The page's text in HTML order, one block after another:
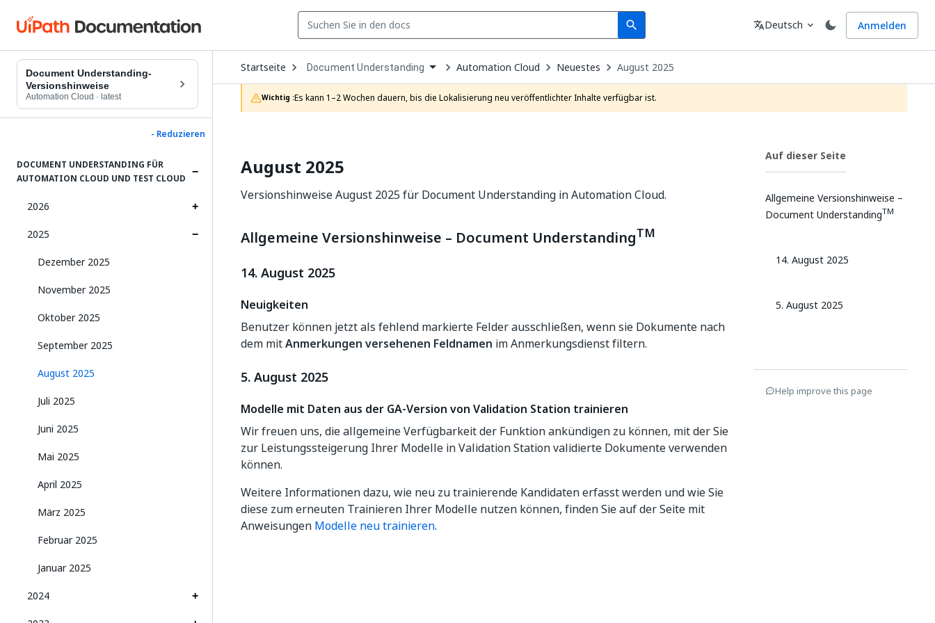
search
Search Sprache
translateDeutsch expand_more Anmelden
Document Understanding-
Versionshinweise
Automation Cloud · latest
- Reduzieren
DOCUMENT UNDERSTANDING FÜR
AUTOMATION CLOUD UND TEST CLOUD
2026
2025
Dezember 2025
November 2025
Oktober 2025
September 2025
August 2025
Juli 2025
Juni 2025
Mai 2025
April 2025
März 2025
Februar 2025
Januar 2025
2024
Startseite Open
Dropdown
to
choose
product
Document Understanding Automation Cloud Neuestes August 2025
Wichtig :Es kann 1–2 Wochen dauern, bis die Lokalisierung neu veröffentlichter Inhalte verfügbar ist.
August 2025
Versionshinweise August 2025 für Document Understanding in Automation Cloud.
Allgemeine Versionshinweise – Document UnderstandingTM
14. August 2025
Neuigkeiten
Benutzer können jetzt als fehlend markierte Felder ausschließen, wenn sie Dokumente nach
dem mitAnmerkungen versehenen Feldnamen im Anmerkungsdienst filtern.
5. August 2025
Modelle mit Daten aus der GA-Version von Validation Station trainieren
Wir freuen uns, die allgemeine Verfügbarkeit der Funktion ankündigen zu können, mit der Sie
zur Leistungssteigerung Ihrer Modelle in Validation Station validierte Dokumente verwenden
können.
Weitere Informationen dazu, wie neu zu trainierende Kandidaten erfasst werden und wie Sie
diese zum erneuten Trainieren Ihrer Modelle nutzen können, finden Sie auf der Seite mit
Anweisungen Modelle neu trainieren.
Auf dieser Seite
Allgemeine Versionshinweise –
Document UnderstandingTM
14. August 2025
5. August 2025
Help improve this page